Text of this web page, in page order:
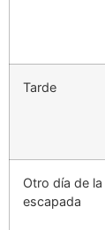
Tarde
Otro día de la
escapada